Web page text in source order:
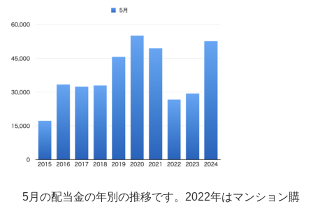
5月の配当金の年別の推移です。2022年はマンション購